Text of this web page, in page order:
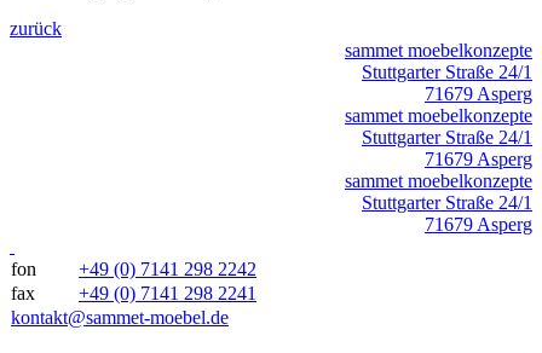
zurück
sammet moebelkonzepte
Stuttgarter Straße 24/1
71679 Asperg
sammet moebelkonzepte
Stuttgarter Straße 24/1
71679 Asperg
sammet moebelkonzepte
Stuttgarter Straße 24/1
71679 Asperg
fon
+49 (0) 7141 298 2242
fax
+49 (0) 7141 298 2241
kontakt@sammet-moebel.de